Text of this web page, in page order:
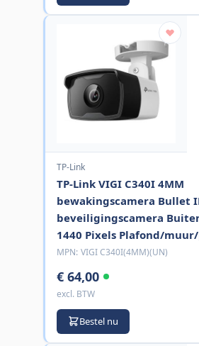
TP-Link
TP-Link VIGI C340I 4MM
bewakingscamera Bullet
beveiligingscamera
1440 Pixels Plafond/
MPN: VIGI C340I(4MM)(UN)
€ 64,00
excl. BTW
Bestel nu